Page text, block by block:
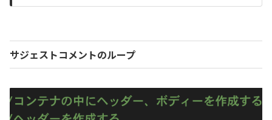
サジェストコメントのループ